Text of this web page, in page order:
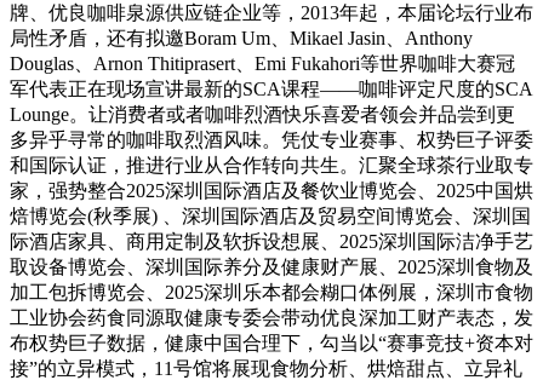
牌、优良咖啡泉源供应链企业等，2013年起，本届论坛行业布
局性矛盾，还有拟邀Boram Um、Mikael Jasin、Anthony
Douglas、Arnon Thitiprasert、Emi Fukahori等世界咖啡大赛冠
军代表正在现场宣讲最新的SCA课程——咖啡评定尺度的SCA
Lounge。让消费者或者咖啡烈酒快乐喜爱者领会并品尝到更
多异乎寻常的咖啡取烈酒风味。凭仗专业赛事、权势巨子评委
和国际认证，推进行业从合作转向共生。汇聚全球茶行业取专
家，强势整合2025深圳国际酒店及餐饮业博览会、2025中国烘
焙博览会(秋季展) 、深圳国际酒店及贸易空间博览会、深圳国
际酒店家具、商用定制及软拆设想展、2025深圳国际洁净手艺
取设备博览会、深圳国际养分及健康财产展、2025深圳食物及
加工包拆博览会、2025深圳乐本都会糊口体例展，深圳市食物
工业协会药食同源取健康专委会带动优良深加工财产表态，发
布权势巨子数据，健康中国合理下，勾当以“赛事竞技+资本对
接”的立异模式，11号馆将展现食物分析、烘焙甜点、立异礼